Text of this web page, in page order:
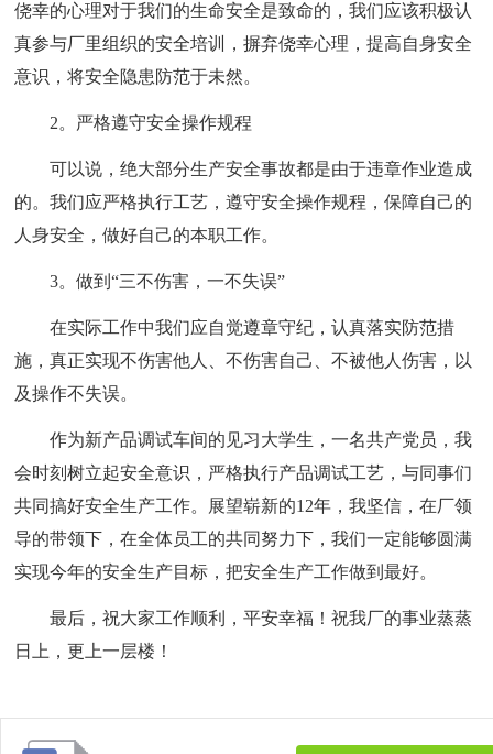
侥幸的心理对于我们的生命安全是致命的，我们应该积极认
真参与厂里组织的安全培训，摒弃侥幸心理，提高自身安全
意识，将安全隐患防范于未然。
2。严格遵守安全操作规程
可以说，绝大部分生产安全事故都是由于违章作业造成
的。我们应严格执行工艺，遵守安全操作规程，保障自己的
人身安全，做好自己的本职工作。
3。做到“三不伤害，一不失误”
在实际工作中我们应自觉遵章守纪，认真落实防范措
施，真正实现不伤害他人、不伤害自己、不被他人伤害，以
及操作不失误。
作为新产品调试车间的见习大学生，一名共产党员，我
会时刻树立起安全意识，严格执行产品调试工艺，与同事们
共同搞好安全生产工作。展望崭新的12年，我坚信，在厂领
导的带领下，在全体员工的共同努力下，我们一定能够圆满
实现今年的安全生产目标，把安全生产工作做到最好。
最后，祝大家工作顺利，平安幸福！祝我厂的事业蒸蒸
日上，更上一层楼！